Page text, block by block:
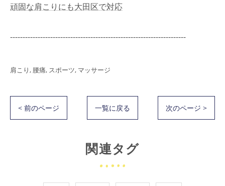
頑固な肩こりにも大田区で対応
----------------------------------------------------------------------
肩こり 腰痛 スポーツ マッサージ
< 前のページ 一覧に戻る 次のページ >
関連タグ